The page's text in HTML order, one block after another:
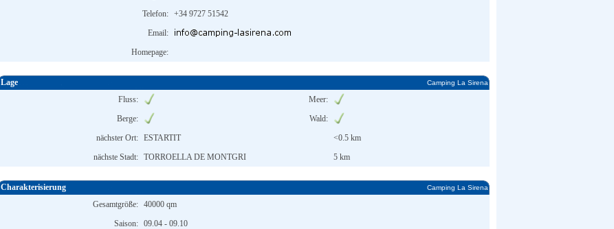
Telefon: +34 9727 51542
Email:
Homepage:
Lage Camping La Sirena
Fluss:
Meer:
Berge:
Wald:
nächster Ort: ESTARTIT
<0.5 km
nächste Stadt: TORROELLA DE MONTGRI 5 km
Charakterisierung Camping La Sirena
Gesamtgröße: 40000 qm
Saison: 09.04 - 09.10